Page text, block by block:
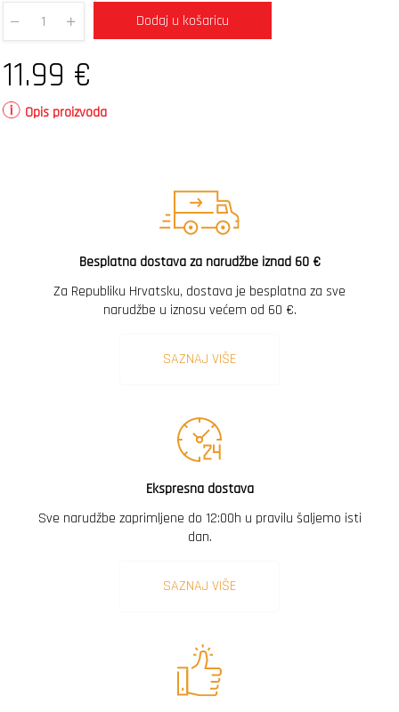
Quantity
Dodaj u košaricu
11.99 €
Opis proizvoda
Besplatna dostava za narudžbe iznad 60 €
Za Republiku Hrvatsku, dostava je besplatna za sve
narudžbe u iznosu većem od 60 €.
SAZNAJ VIŠE
Ekspresna dostava
Sve narudžbe zaprimljene do 12:00h u pravilu šaljemo isti
dan.
SAZNAJ VIŠE